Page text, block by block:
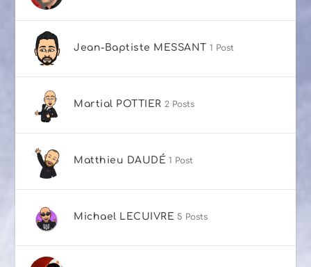
Jean-Baptiste MESSANT 1 Post
Martial POTTIER 2 Posts
Matthieu DAUDÉ 1 Post
Michael LECUIVRE 5 Posts